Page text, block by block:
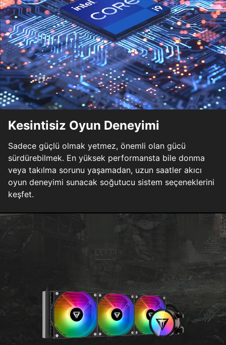
Kesintisiz Oyun Deneyimi
Sadece güçlü olmak yetmez, önemli olan gücü
sürdürebilmek. En yüksek performansta bile donma
veya takılma sorunu yaşamadan, uzun saatler akıcı
oyun deneyimi sunacak soğutucu sistem seçeneklerini
keşfet.